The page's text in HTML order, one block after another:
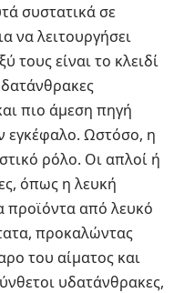
συστατικά σε
να λειτουργήσει
τους είναι το κλειδί
πιο άμεση πηγή
εγκέφαλο. Ωστόσο, η
ρόλο. Οι απλοί ή
όπως η λευκή
προϊόντα από λευκό
προκαλώντας
του αίματος και
υδατάνθρακες,